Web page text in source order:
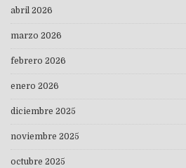
abril 2026
marzo 2026
febrero 2026
enero 2026
diciembre 2025
noviembre 2025
octubre 2025